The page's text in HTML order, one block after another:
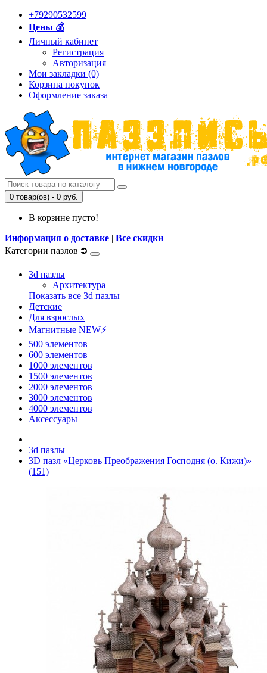
+79290532599
Цены 💰
Личный кабинет
Регистрация
Авторизация
Мои закладки (0)
Корзина покупок
Оформление заказа
0 товар(ов) - 0 руб.
В корзине пусто!
Информация о доставке | Все скидки
Категории пазлов ⮊
3d пазлы
Архитектура
Показать все 3d пазлы
Детские
Для взрослых
Магнитные NEW⚡
500 элементов
600 элементов
1000 элементов
1500 элементов
2000 элементов
3000 элементов
4000 элементов
Аксессуары
3d пазлы
3D пазл «Церковь Преображения Господня (о. Кижи)»
(151)